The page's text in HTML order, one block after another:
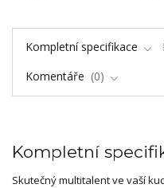
Kompletní specifikace
Komentáře
0
Kompletní
Skutečný multitalent ve vaší